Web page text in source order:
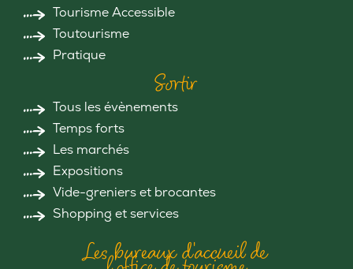
Tourisme Accessible
Toutourisme
Pratique
Sortir
Tous les évènements
Temps forts
Les marchés
Expositions
Vide-greniers et brocantes
Shopping et services
Les bureaux d'accueil de